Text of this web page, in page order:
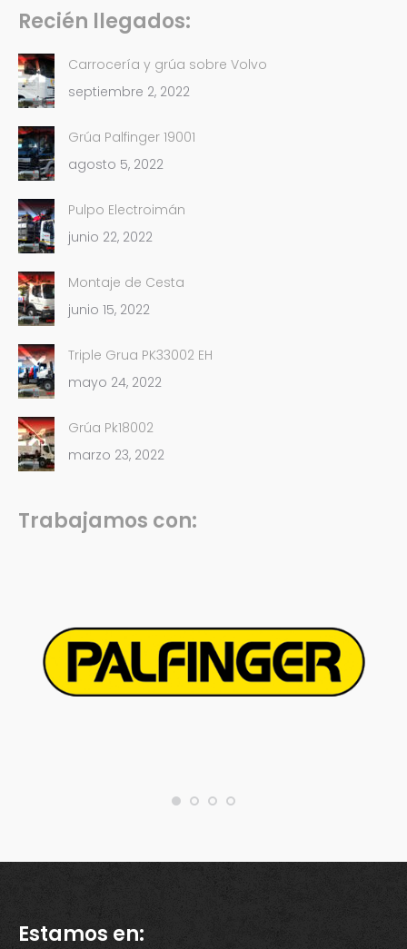
Recién llegados:
Carrocería y grúa sobre Volvo
septiembre 2, 2022
Grúa Palfinger 19001
agosto 5, 2022
Pulpo Electroimán
junio 22, 2022
Montaje de Cesta
junio 15, 2022
Triple Grua PK33002 EH
mayo 24, 2022
Grúa Pk18002
marzo 23, 2022
Trabajamos con:
Estamos en: